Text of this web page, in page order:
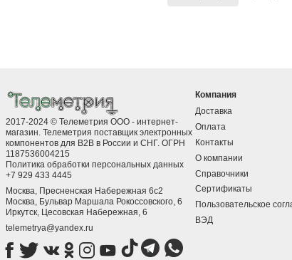
2017-2024 © Телеметрия ООО - интернет-
магазин. Телеметрия поставщик электронных
компонентов для B2B в России и СНГ. ОГРН
1187536004215
Политика обработки персональных данных
+7 929 433 4445
Москва, Пресненская Набережная 6с2
Москва, ​Бульвар Маршала Рокоссовского, 6
Иркутск, ​Цесовская Набережная, 6
telemetrya@yandex.ru
Компания
Доставка
Оплата
Контакты
О компании
Справочники
Сертификаты
Пользовательское
ВЭД